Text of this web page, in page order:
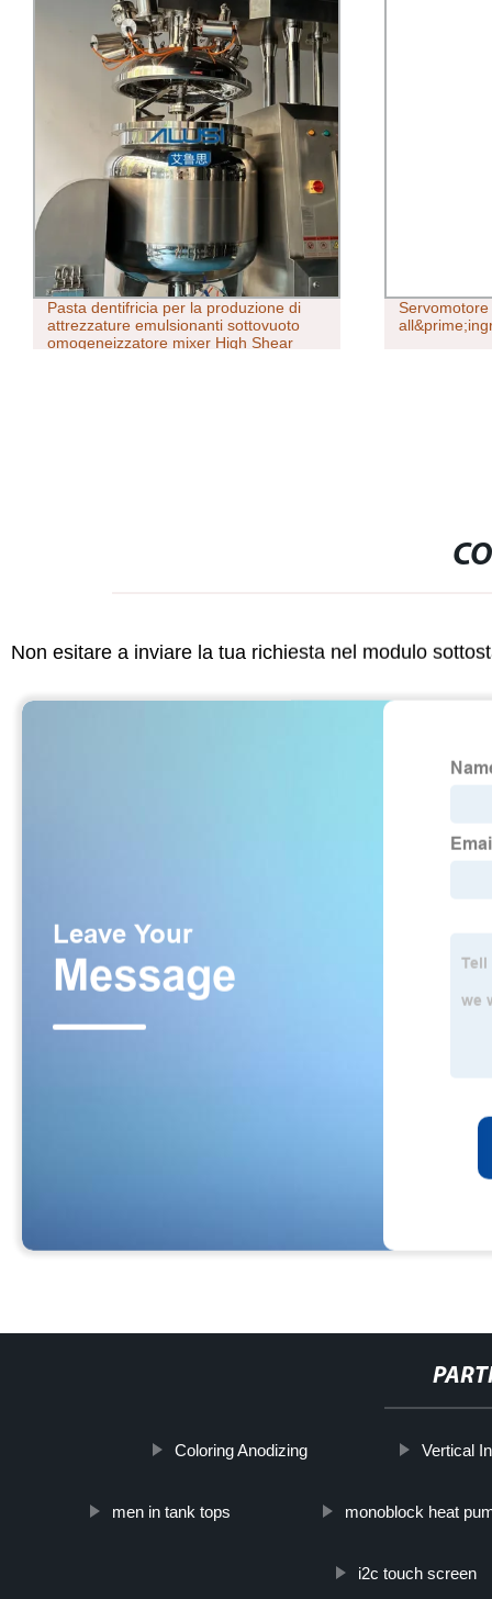
Pasta dentifricia per la produzione di
attrezzature emulsionanti sottovuoto
omogeneizzatore mixer High Shear
Non esitare a inviare la tua richiesta nel modulo
Coloring Anodizing Vertical
men in tank tops monoblock heat
i2c touch screen